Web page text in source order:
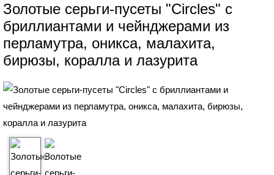
Золотые серьги-пусеты "Circles" с
бриллиантами и чейнджерами из
перламутра, оникса, малахита,
бирюзы, коралла и лазурита